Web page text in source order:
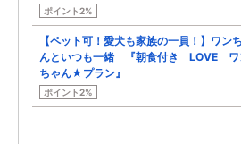
ポイント2%
【ペット可！愛犬も家族の一員！】ワン
んといつも一緒 『朝食付き LOVE ワ
ちゃん★プラン』
ポイント2%